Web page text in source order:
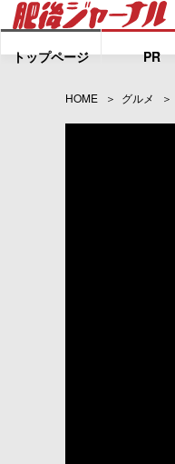
トップページ PR
HOME グルメ